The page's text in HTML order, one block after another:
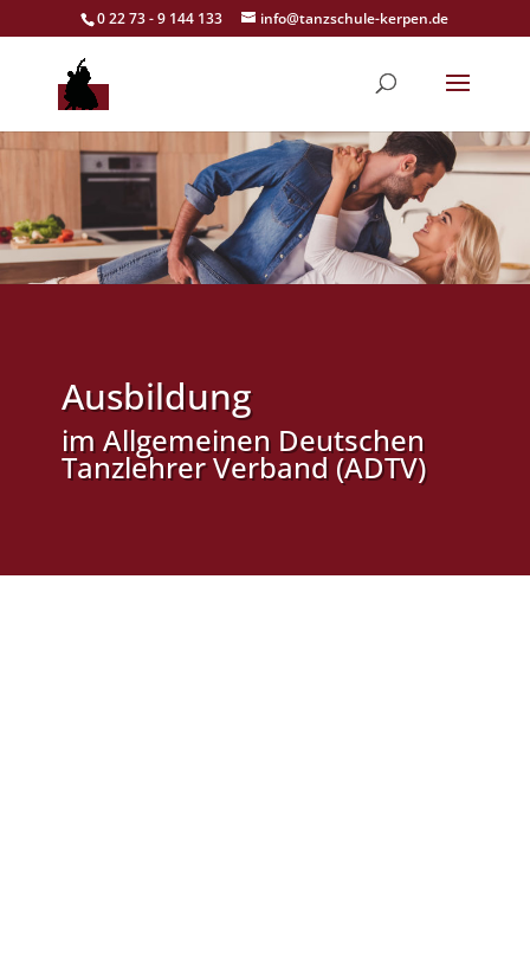
0 22 73 - 9 144 133 info@tanzschule-kerpen.de
Ausbildung
im Allgemeinen Deutschen
Tanzlehrer Verband (ADTV)